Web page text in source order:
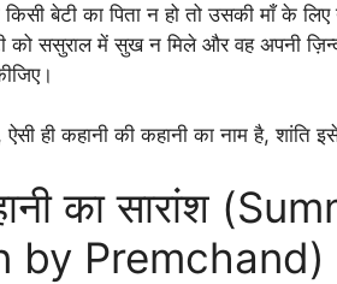
किसी बेटी का पिता न हो तो उसकी माँ के
को ससुराल में सुख न मिले और वह अपनी
ही कहानी की कहानी का नाम है, शांति इसे
का सारांश
by Premchand)